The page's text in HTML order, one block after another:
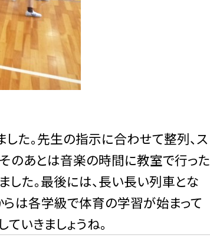
た。先生の指示に合わせて整列、ス
そのあとは音楽の時間に教室で行った
した。最後には、長い長い列車とな
らは各学級で体育の学習が始まって
いきましょうね。